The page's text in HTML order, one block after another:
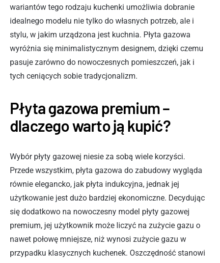
wariantów tego rodzaju kuchenki umożliwia dobranie
idealnego modelu nie tylko do własnych potrzeb, ale i
stylu, w jakim urządzona jest kuchnia. Płyta gazowa
wyróżnia się minimalistycznym designem, dzięki czemu
pasuje zarówno do nowoczesnych pomieszczeń, jak i
tych ceniących sobie tradycjonalizm.
Płyta gazowa premium –
dlaczego warto ją kupić?
Wybór płyty gazowej niesie za sobą wiele korzyści.
Przede wszystkim, płyta gazowa do zabudowy wygląda
równie elegancko, jak płyta indukcyjna, jednak jej
użytkowanie jest dużo bardziej ekonomiczne. Decydując
się dodatkowo na nowoczesny model płyty gazowej
premium, jej użytkownik może liczyć na zużycie gazu o
nawet połowę mniejsze, niż wynosi zużycie gazu w
przypadku klasycznych kuchenek. Oszczędność stanowi